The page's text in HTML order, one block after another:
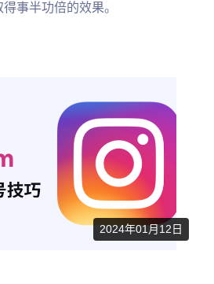
事半功倍的效果。
2024年01月12日